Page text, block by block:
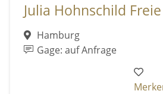
Julia Hohnschild
Hamburg
Gage: auf Anfrage